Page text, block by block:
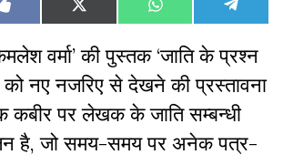
Share
on
Like
on
Facebook
Share
on
X
(Twitter)
Share
on
WhatsAppShare
on
वर्मा’की पुस्तक ‘जाति के प्रश्न
को नए नजरिए से देखने की प्रस्तावना
कबीर पर लेखक के जाति सम्बन्धी
है, जो समय-समय पर अनेक पत्र-